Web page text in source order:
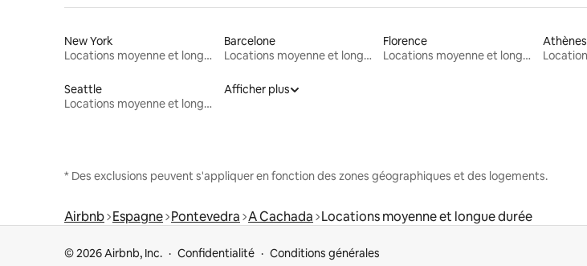
New York
Locations moyenne et longue durée
Barcelone
Locations moyenne et longue durée
Florence
Locations moyenne et longue durée
Athènes
Seattle
Locations moyenne et longue durée
Afficher plus
* Des exclusions peuvent s'appliquer en fonction des zones géographiques et des logements.
Airbnb Espagne Pontevedra A Cachada Locations moyenne et longue durée
© 2026 Airbnb, Inc. Confidentialité Conditions générales